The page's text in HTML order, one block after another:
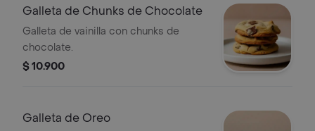
Galleta de Chunks de Chocolate
Galleta de vainilla con chunks de
chocolate.
$ 10.900
Galleta de Oreo